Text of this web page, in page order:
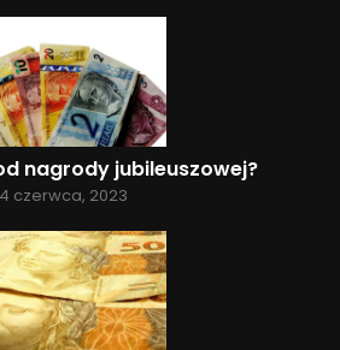
nagrody jubileuszowej?
czerwca, 2023